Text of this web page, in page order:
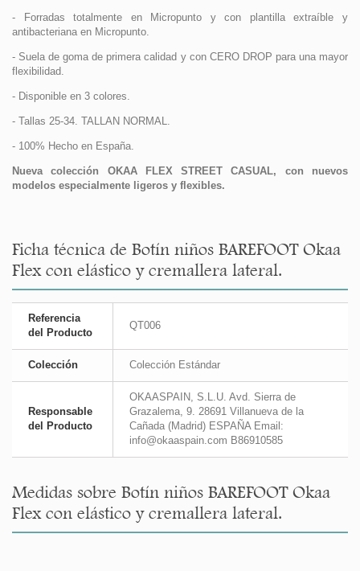
- Forradas totalmente en Micropunto y con plantilla extraíble y
antibacteriana en Micropunto.
- Suela de goma de primera calidad y con CERO DROP para una mayor
flexibilidad.
- Disponible en 3 colores.
- Tallas 25-34. TALLAN NORMAL.
- 100% Hecho en España.
Nueva colección OKAA FLEX STREET CASUAL, con nuevos
modelos especialmente ligeros y flexibles.
Ficha técnica de Botín niños BAREFOOT Okaa
Flex con elástico y cremallera lateral.
Referencia
del Producto
QT006
Colección Colección Estándar
Responsable
del Producto
OKAASPAIN, S.L.U. Avd. Sierra de
Grazalema, 9. 28691 Villanueva de la
Cañada (Madrid) ESPAÑA Email:
info@okaaspain.com B86910585
Medidas sobre Botín niños BAREFOOT Okaa
Flex con elástico y cremallera lateral.